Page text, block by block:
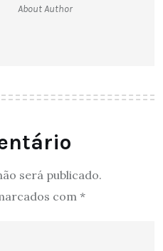
About Author
será publicado.
com *